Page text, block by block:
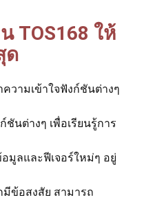
TOS168 ให้
ด
วามเข้าใจฟังก์ชันต่างๆ
นต่างๆ เพื่อเรียนรู้การ
มูลและฟีเจอร์ใหม่ๆ อยู่
ข้อสงสัย สามารถ